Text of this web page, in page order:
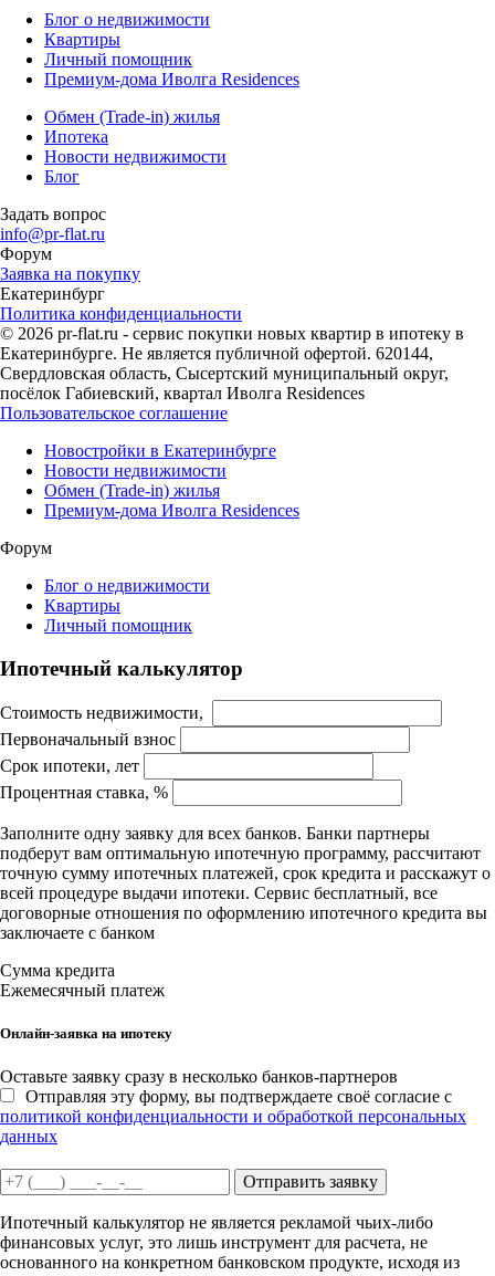
Блог о недвижимости
Квартиры
Личный помощник
Премиум-дома Иволга Residences
Обмен (Trade-in) жилья
Ипотека
Новости недвижимости
Блог
Задать вопрос
info@pr-flat.ru
Форум
Заявка на покупку
Екатеринбург
Политика конфиденциальности
© 2026 pr-flat.ru - сервис покупки новых квартир в ипотеку в
Екатеринбурге. Не является публичной офертой. 620144,
Свердловская область, Сысертский муниципальный округ,
посёлок Габиевский, квартал Иволга Residences
Пользовательское соглашение
Новостройки в Екатеринбурге
Новости недвижимости
Обмен (Trade-in) жилья
Премиум-дома Иволга Residences
Форум
Блог о недвижимости
Квартиры
Личный помощник
Ипотечный калькулятор
Стоимость недвижимости,
Первоначальный взнос
Срок ипотеки, лет
Процентная ставка, %
Заполните одну заявку для всех банков. Банки партнеры
подберут вам оптимальную ипотечную программу, рассчитают
точную сумму ипотечных платежей, срок кредита и расскажут о
всей процедуре выдачи ипотеки. Сервис бесплатный, все
договорные отношения по оформлению ипотечного кредита вы
заключаете с банком
Сумма кредита
Ежемесячный платеж
Онлайн-заявка на ипотеку
Оставьте заявку сразу в несколько банков-партнеров
Отправляя эту форму, вы подтверждаете своё согласие с
политикой конфиденциальности и обработкой персональных
данных
Отправить заявку
Ипотечный калькулятор не является рекламой чьих-либо
финансовых услуг, это лишь инструмент для расчета, не
основанного на конкретном банковском продукте, исходя из